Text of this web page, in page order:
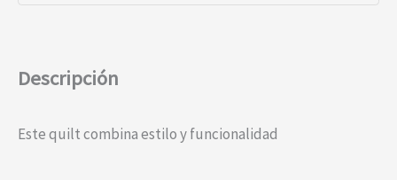
Descripción
Este quilt combina estilo y funcionalidad